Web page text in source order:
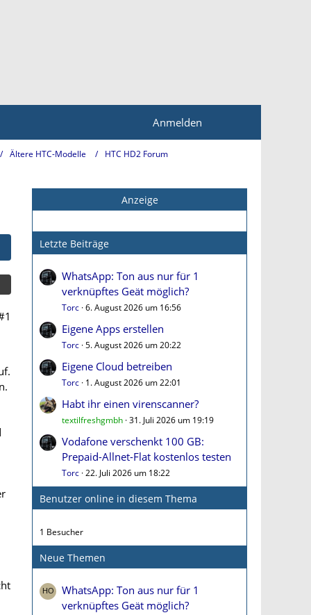
Anmelden
Ältere HTC-Modelle HTC HD2 Forum
Anzeige
Letzte Beiträge
WhatsApp: Ton aus nur für 1
verknüpftes Geät möglich?
Torc 6. August 2026 um 16:56
Eigene Apps erstellen
Torc 5. August 2026 um 20:22
Eigene Cloud betreiben
Torc 1. August 2026 um 22:01
Habt ihr einen virenscanner?
textilfreshgmbh 31. Juli 2026 um 19:19
Vodafone verschenkt 100 GB:
Prepaid-Allnet-Flat kostenlos testen
Torc 22. Juli 2026 um 18:22
Benutzer online in diesem Thema
1 Besucher
Neue Themen
WhatsApp: Ton aus nur für 1
verknüpftes Geät möglich?